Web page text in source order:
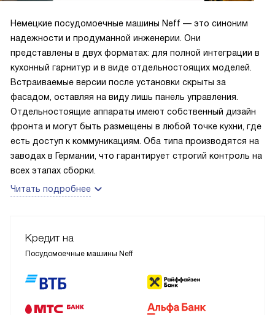
Немецкие посудомоечные машины Neff — это синоним
надежности и продуманной инженерии. Они
представлены в двух форматах: для полной интеграции в
кухонный гарнитур и в виде отдельностоящих моделей.
Встраиваемые версии после установки скрыты за
фасадом, оставляя на виду лишь панель управления.
Отдельностоящие аппараты имеют собственный дизайн
фронта и могут быть размещены в любой точке кухни, где
есть доступ к коммуникациям. Оба типа производятся на
заводах в Германии, что гарантирует строгий контроль на
всех этапах сборки.
Читать подробнее
Кредит на
Посудомоечные машины Neff